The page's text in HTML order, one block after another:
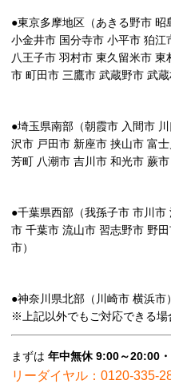
●東京多摩地区（あきる野市
小金井市 国分寺市 小平市 狛
八王子市 羽村市 東久留米市
市 町田市 三鷹市 武蔵野市 武蔵
●埼玉県南部（朝霞市 入間市
沢市 戸田市 新座市 挟山市 富
芳町 八潮市 吉川市 和光市 蕨市
●千葉県西部（我孫子市 市川
市 千葉市 流山市 習志野市 野
市）
●神奈川県北部（川崎市 横浜市）
※上記以外でもご対応できる場
まずは 年中無休 9:00～20:00
リーダイヤル：0120-335-